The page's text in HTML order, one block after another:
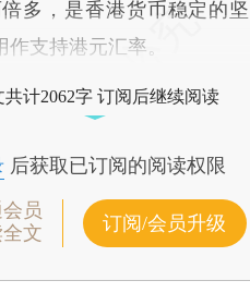
多，是香港货币稳定的
支持港元汇率。
共计2062字 订阅后继续阅读
后获取已订阅的阅读权限
员
文
订阅/会员升级